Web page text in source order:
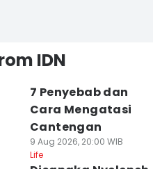
IDN
7 Penyebab dan
Cara Mengatasi
Cantengan
9 Aug 2026, 20:00 WIB
Life